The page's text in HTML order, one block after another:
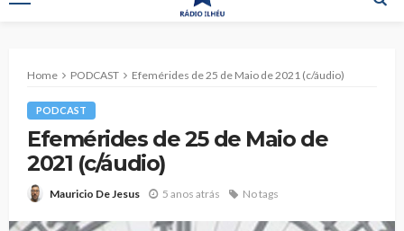
Home PODCAST Efemérides de 25 de Maio de 2021 (c/áudio)
PODCAST
Efemérides de 25 de Maio de
2021 (c/áudio)
Mauricio De Jesus 5 anos atrás No tags